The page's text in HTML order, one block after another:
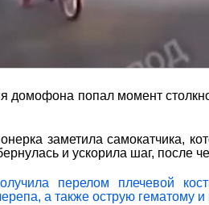
домофона попал момент
заметила самокатчика,
и ускорила шаг, после
перелом плечевой
а также острую гематому и